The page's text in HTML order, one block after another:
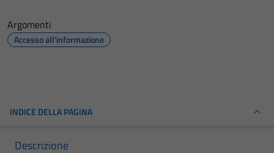
Argomenti
Accesso all'informazione
INDICE DELLA PAGINA
Descrizione